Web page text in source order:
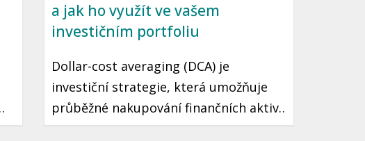
a jak ho využít ve vašem
investičním portfoliu
Dollar-cost averaging (DCA) je
investiční strategie, která umožňuje
průběžné nakupování finančních aktiv
v fixním množství bez ohledu na